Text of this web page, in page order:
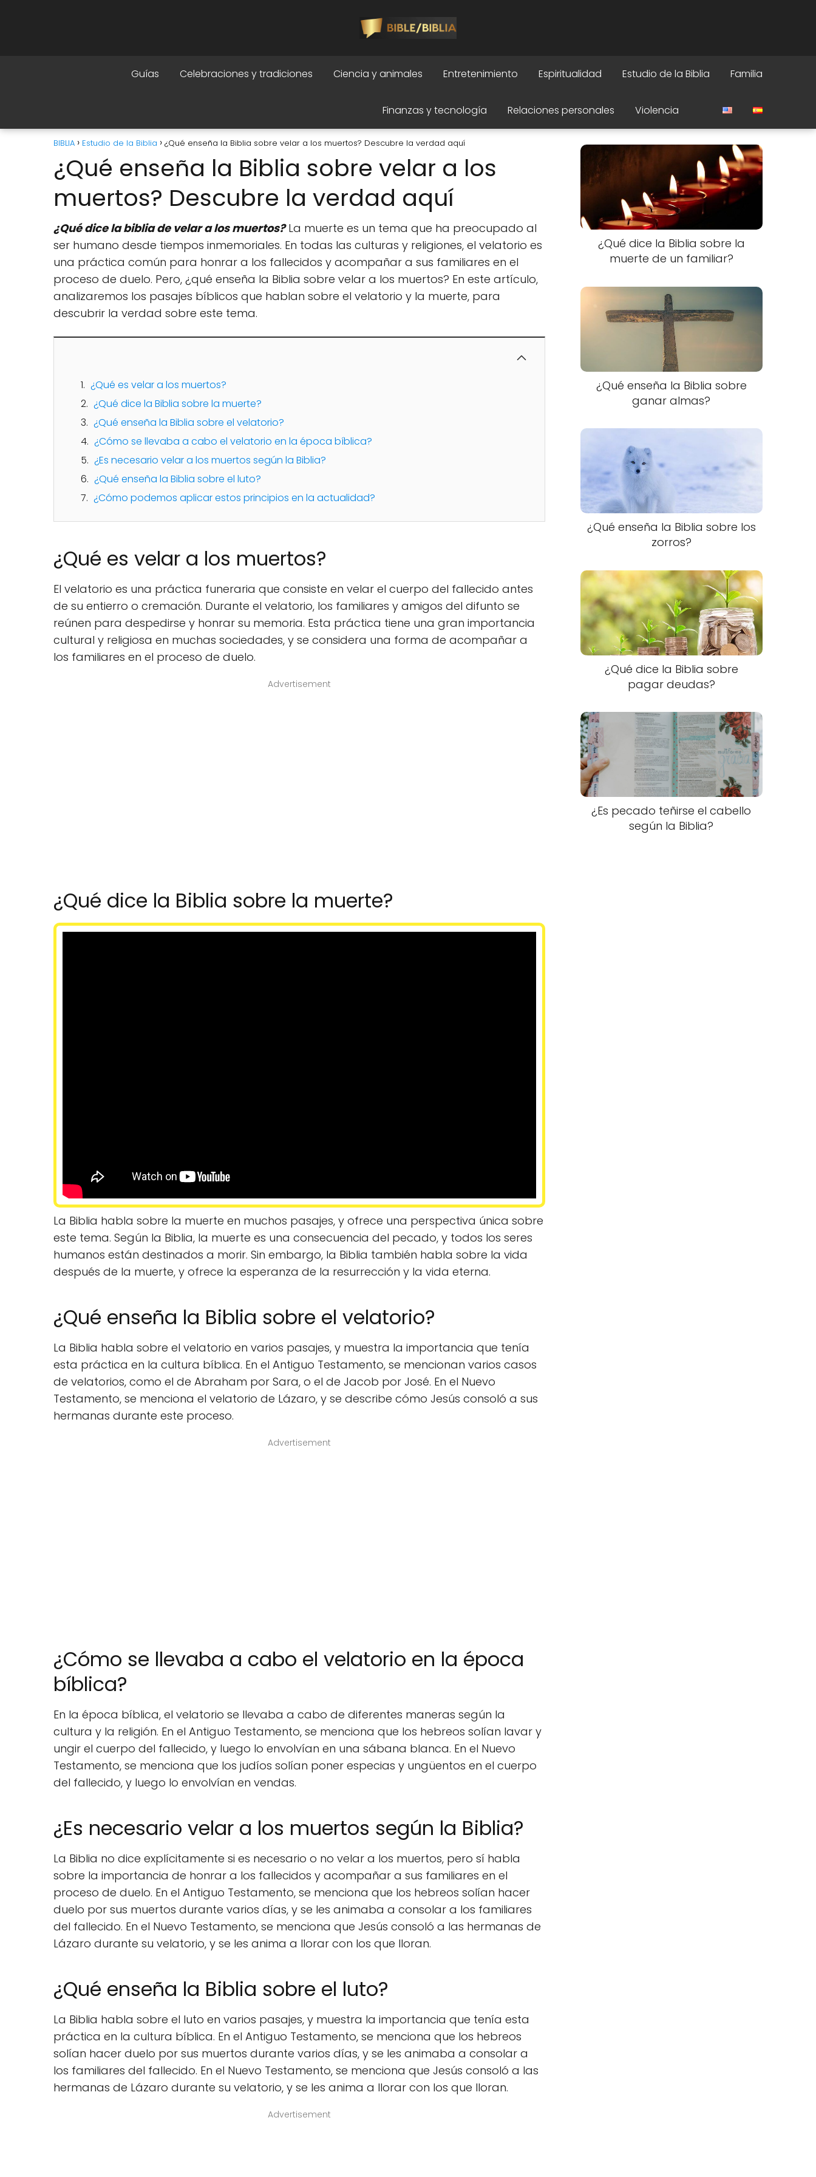
Guías Celebraciones y tradiciones Ciencia y animales Entretenimiento Espiritualidad Estudio de la Biblia Familia
Finanzas y tecnología Relaciones personales Violencia
BIBLIA Estudio de la Biblia ¿Qué enseña la Biblia sobre velar a los muertos? Descubre la verdad aquí
¿Qué enseña la Biblia sobre velar a los
muertos? Descubre la verdad aquí
¿Qué dice la biblia de velar a los muertos?La muerte es un tema que ha preocupado al
ser humano desde tiempos inmemoriales. En todas las culturas y religiones, el velatorio es
una práctica común para honrar a los fallecidos y acompañar a sus familiares en el
proceso de duelo. Pero, ¿qué enseña la Biblia sobre velar a los muertos? En este artículo,
analizaremos los pasajes bíblicos que hablan sobre el velatorio y la muerte, para
descubrir la verdad sobre este tema.
¿Qué es velar a los muertos?
¿Qué dice la Biblia sobre la muerte?
¿Qué enseña la Biblia sobre el velatorio?
¿Cómo se llevaba a cabo el velatorio en la época bíblica?
¿Es necesario velar a los muertos según la Biblia?
¿Qué enseña la Biblia sobre el luto?
¿Cómo podemos aplicar estos principios en la actualidad?
¿Qué es velar a los muertos?
El velatorio es una práctica funeraria que consiste en velar el cuerpo del fallecido antes
de su entierro o cremación. Durante el velatorio, los familiares y amigos del difunto se
reúnen para despedirse y honrar su memoria. Esta práctica tiene una gran importancia
cultural y religiosa en muchas sociedades, y se considera una forma de acompañar a
los familiares en el proceso de duelo.
Advertisement
¿Qué dice la Biblia sobre la muerte?
La Biblia habla sobre la muerte en muchos pasajes, y ofrece una perspectiva única sobre
este tema. Según la Biblia, la muerte es una consecuencia del pecado, y todos los seres
humanos están destinados a morir. Sin embargo, la Biblia también habla sobre la vida
después de la muerte, y ofrece la esperanza de la resurrección y la vida eterna.
¿Qué enseña la Biblia sobre el velatorio?
La Biblia habla sobre el velatorio en varios pasajes, y muestra la importancia que tenía
esta práctica en la cultura bíblica. En el Antiguo Testamento, se mencionan varios casos
de velatorios, como el de Abraham por Sara, o el de Jacob por José. En el Nuevo
Testamento, se menciona el velatorio de Lázaro, y se describe cómo Jesús consoló a sus
hermanas durante este proceso.
Advertisement
¿Cómo se llevaba a cabo el velatorio en la época
bíblica?
En la época bíblica, el velatorio se llevaba a cabo de diferentes maneras según la
cultura y la religión. En el Antiguo Testamento, se menciona que los hebreos solían lavar y
ungir el cuerpo del fallecido, y luego lo envolvían en una sábana blanca. En el Nuevo
Testamento, se menciona que los judíos solían poner especias y ungüentos en el cuerpo
del fallecido, y luego lo envolvían en vendas.
¿Es necesario velar a los muertos según la Biblia?
La Biblia no dice explícitamente si es necesario o no velar a los muertos, pero sí habla
sobre la importancia de honrar a los fallecidos y acompañar a sus familiares en el
proceso de duelo. En el Antiguo Testamento, se menciona que los hebreos solían hacer
duelo por sus muertos durante varios días, y se les animaba a consolar a los familiares
del fallecido. En el Nuevo Testamento, se menciona que Jesús consoló a las hermanas de
Lázaro durante su velatorio, y se les anima a llorar con los que lloran.
¿Qué enseña la Biblia sobre el luto?
La Biblia habla sobre el luto en varios pasajes, y muestra la importancia que tenía esta
práctica en la cultura bíblica. En el Antiguo Testamento, se menciona que los hebreos
solían hacer duelo por sus muertos durante varios días, y se les animaba a consolar a
los familiares del fallecido. En el Nuevo Testamento, se menciona que Jesús consoló a las
hermanas de Lázaro durante su velatorio, y se les anima a llorar con los que lloran.
Advertisement
¿Qué dice la Biblia sobre la
muerte de un familiar?
¿Qué enseña la Biblia sobre
ganar almas?
¿Qué enseña la Biblia sobre los
zorros?
¿Qué dice la Biblia sobre
pagar deudas?
¿Es pecado teñirse el cabello
según la Biblia?